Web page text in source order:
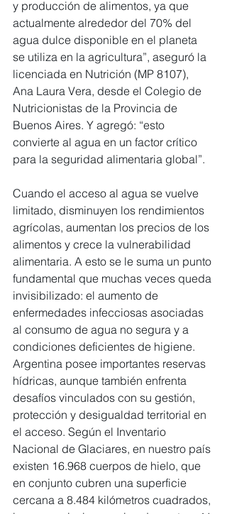
y producción de alimentos, ya que
actualmente alrededor del 70% del
agua dulce disponible en el planeta
se utiliza en la agricultura”, aseguró la
licenciada en Nutrición (MP 8107),
Ana Laura Vera, desde el Colegio de
Nutricionistas de la Provincia de
Buenos Aires. Y agregó: “esto
convierte al agua en un factor crítico
para la seguridad alimentaria global”.
Cuando el acceso al agua se vuelve
limitado, disminuyen los rendimientos
agrícolas, aumentan los precios de los
alimentos y crece la vulnerabilidad
alimentaria. A esto se le suma un punto
fundamental que muchas veces queda
invisibilizado: el aumento de
enfermedades infecciosas asociadas
al consumo de agua no segura y a
condiciones deficientes de higiene.
Argentina posee importantes reservas
hídricas, aunque también enfrenta
desafíos vinculados con su gestión,
protección y desigualdad territorial en
el acceso. Según el Inventario
Nacional de Glaciares, en nuestro país
existen 16.968 cuerpos de hielo, que
en conjunto cubren una superficie
cercana a 8.484 kilómetros cuadrados,